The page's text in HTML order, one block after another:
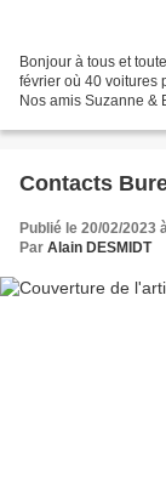
Bonjour à tous et
février où 40 voitures
Nos amis Suzanne &
Contacts
Publié le 20/02/2023
Par Alain DESMIDT